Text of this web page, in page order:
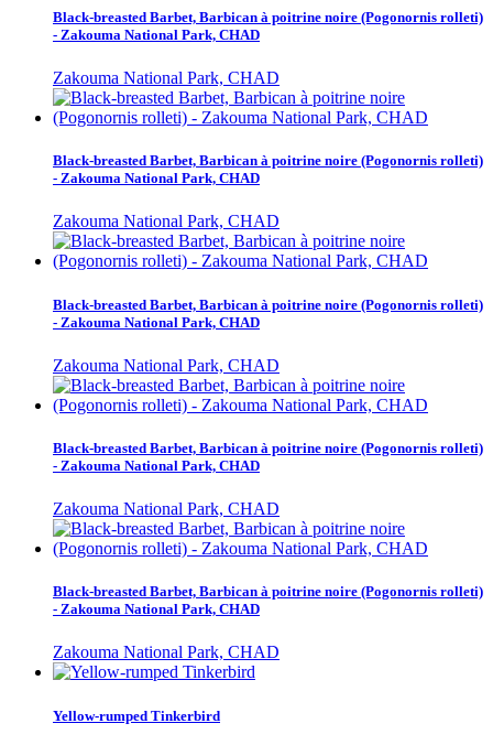
Black-breasted Barbet, Barbican à poitrine noire (Pogonornis rolleti)
- Zakouma National Park, CHAD
Zakouma National Park, CHAD
Black-breasted Barbet, Barbican à poitrine noire (Pogonornis rolleti)
- Zakouma National Park, CHAD
Zakouma National Park, CHAD
Black-breasted Barbet, Barbican à poitrine noire (Pogonornis rolleti)
- Zakouma National Park, CHAD
Zakouma National Park, CHAD
Black-breasted Barbet, Barbican à poitrine noire (Pogonornis rolleti)
- Zakouma National Park, CHAD
Zakouma National Park, CHAD
Black-breasted Barbet, Barbican à poitrine noire (Pogonornis rolleti)
- Zakouma National Park, CHAD
Zakouma National Park, CHAD
Yellow-rumped Tinkerbird